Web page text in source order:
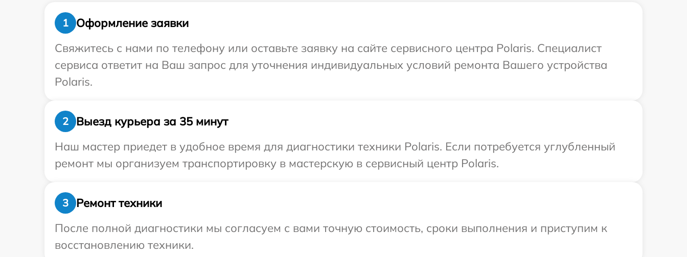
1
Оформление заявки
Свяжитесь с нами по телефону или оставьте заявку на сайте сервисного центра Polaris. Специалист
сервиса ответит на Ваш запрос для уточнения индивидуальных условий ремонта Вашего устройства
Polaris.
2
Выезд курьера за 35 минут
Наш мастер приедет в удобное время для диагностики техники Polaris. Если потребуется углубленный
ремонт мы организуем транспортировку в мастерскую в сервисный центр Polaris.
3
Ремонт техники
После полной диагностики мы согласуем с вами точную стоимость, сроки выполнения и приступим к
восстановлению техники.